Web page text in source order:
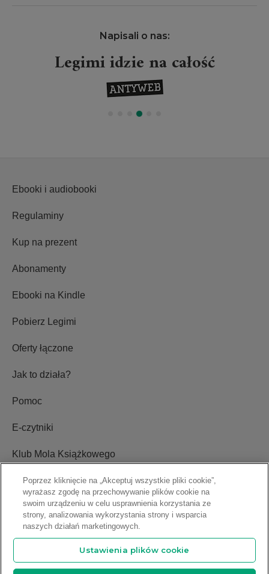
Napisali o nas:
Legimi idzie na całość
Ebooki i audiobooki
Regulaminy
Kup na prezent
Abonamenty
Ebooki na Kindle
Pobierz Legimi
Oferty łączone
Jak to działa?
Pomoc
E-czytniki
Klub Mola Książkowego
Ustawienia plików cookie
Blog
Relacje inwestorskie
Poprzez kliknięcie na „Akceptuj wszystkie pliki cookie”,
wyrażasz zgodę na przechowywanie plików cookie na
swoim urządzeniu w celu usprawnienia korzystania ze
strony, analizowania wykorzystania strony i wsparcia
naszych działań marketingowych.
Ustawienia plików cookie